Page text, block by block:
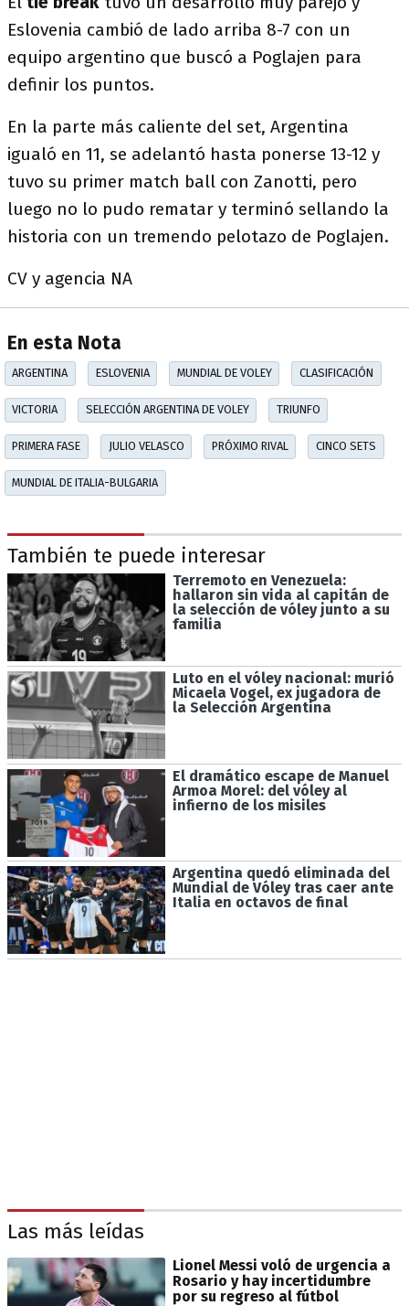
Eslovenia cambió de lado arriba 8-7 con un
equipo argentino que buscó a Poglajen para
definir los puntos.
En la parte más caliente del set, Argentina
igualó en 11, se adelantó hasta ponerse 13-12 y
tuvo su primer match ball con Zanotti, pero
luego no lo pudo rematar y terminó sellando la
historia con un tremendo pelotazo de Poglajen.
CV y agencia NA
En esta Nota
ARGENTINA ESLOVENIA MUNDIAL DE VOLEY CLASIFICACIÓN
VICTORIA SELECCIÓN ARGENTINA DE VOLEY TRIUNFO
PRIMERA FASE JULIO VELASCO PRÓXIMO RIVAL CINCO SETS
MUNDIAL DE ITALIA-BULGARIA
También te puede interesar
Terremoto en Venezuela:
hallaron sin vida al capitán de
la selección de vóley junto a su
familia
Luto en el vóley nacional: murió
Micaela Vogel, ex jugadora de
la Selección Argentina
El dramático escape de Manuel
Armoa Morel: del vóley al
infierno de los misiles
Argentina quedó eliminada del
Mundial de Vóley tras caer ante
Italia en octavos de final
Las más leídas
Lionel Messi voló de urgencia a
Rosario y hay incertidumbre
por su regreso al fútbol